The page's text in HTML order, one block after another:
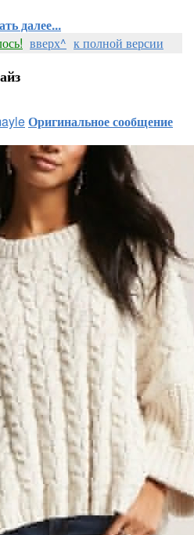
далее...
вверх^ к полной версии
Оригинальное сообщение